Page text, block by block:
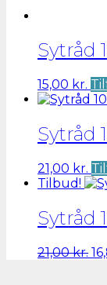
Sytråd
15,00 kr.
Sytråd
21,00 kr.
Tilbud!
Sytråd
21,00kr.